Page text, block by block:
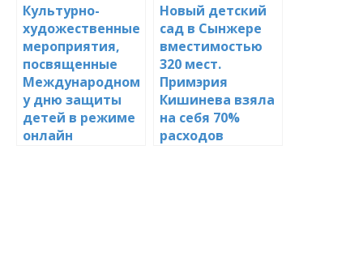
Культурно-
художественные
мероприятия,
посвященные
Международном
у дню защиты
детей в режиме
онлайн
Новый детский
сад в Сынжере
вместимостью
320 мест.
Примэрия
Кишинева взяла
на себя 70%
расходов